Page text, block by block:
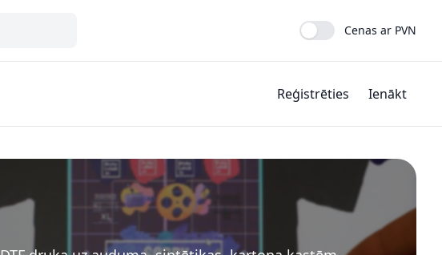
Cenas ar PVN
Reģistrēties Ienākt